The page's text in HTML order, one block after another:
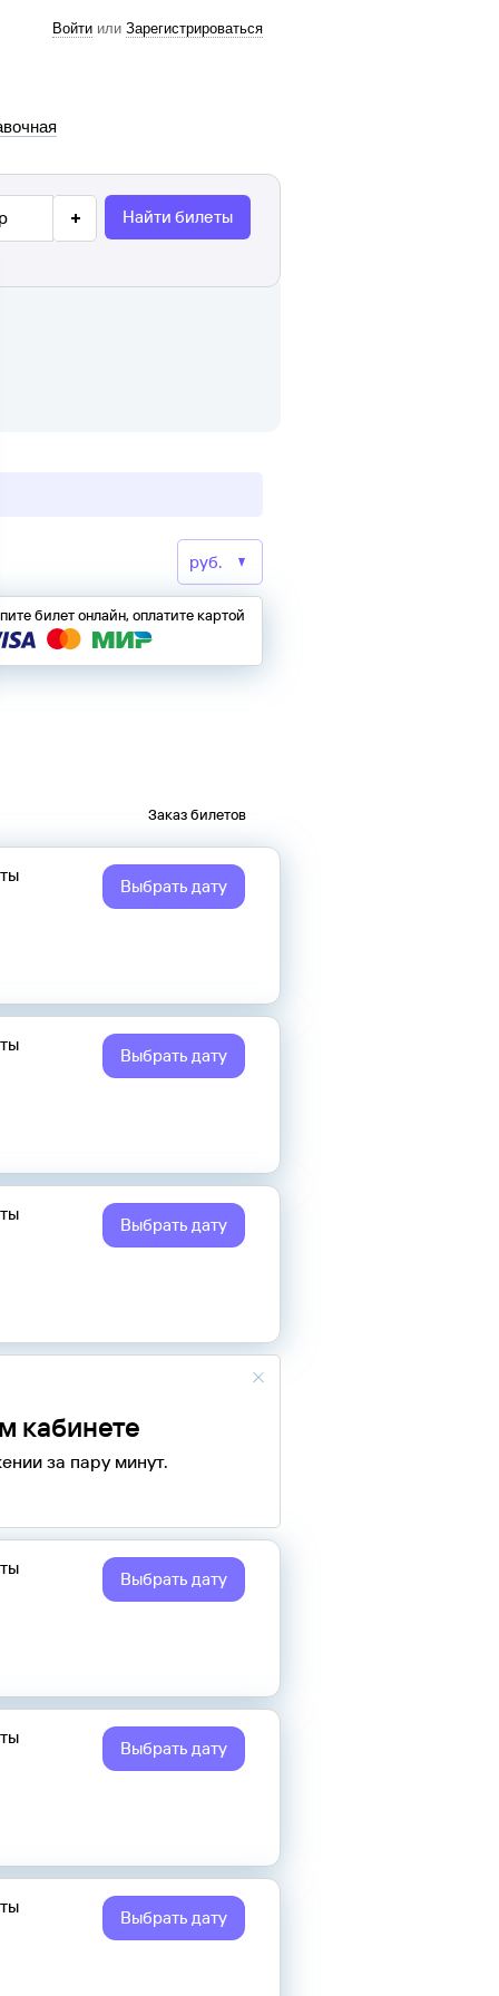
Войти или Зарегистрироваться
Найти билеты
билет онлайн, оплатите картой
Заказ билетов
Выбрать дату
Выбрать дату
Выбрать дату
кабинете
за пару минут.
Выбрать дату
Выбрать дату
Выбрать дату